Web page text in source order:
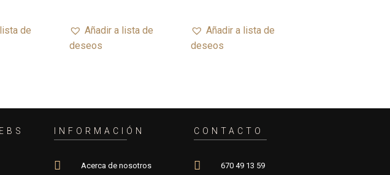
de
Añadir a lista de
deseos
Añadir a lista de
deseos
INFORMACIÓN
Acerca de nosotros
CONTACTO
670 49 13 59